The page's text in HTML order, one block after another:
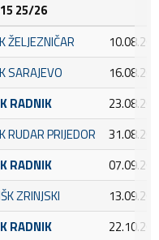
25/26
ŽELJEZNIČAR
SARAJEVO
RADNIK
RUDAR PRIJEDOR
RADNIK
ZRINJSKI
RADNIK